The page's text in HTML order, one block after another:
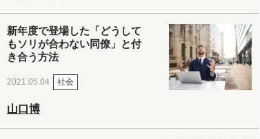
新年度で登場した「どうして
もソリが合わない同僚」と付
き合う方法
2021.05.04 社会
山口博